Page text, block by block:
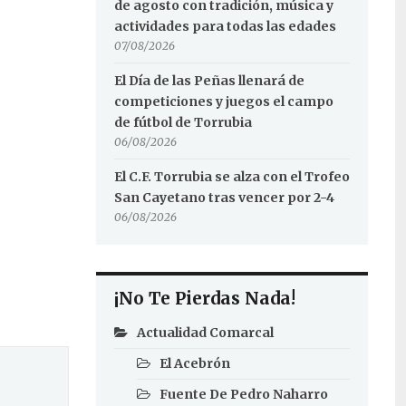
de agosto con tradición, música y
actividades para todas las edades
07/08/2026
El Día de las Peñas llenará de
competiciones y juegos el campo
de fútbol de Torrubia
06/08/2026
El C.F. Torrubia se alza con el Trofeo
San Cayetano tras vencer por 2-4
06/08/2026
¡No Te Pierdas Nada!
Actualidad Comarcal
El Acebrón
Fuente De Pedro Naharro